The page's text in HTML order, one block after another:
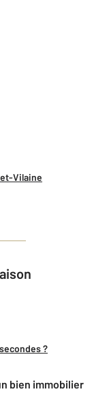
Vilaine
?
bien immobilier